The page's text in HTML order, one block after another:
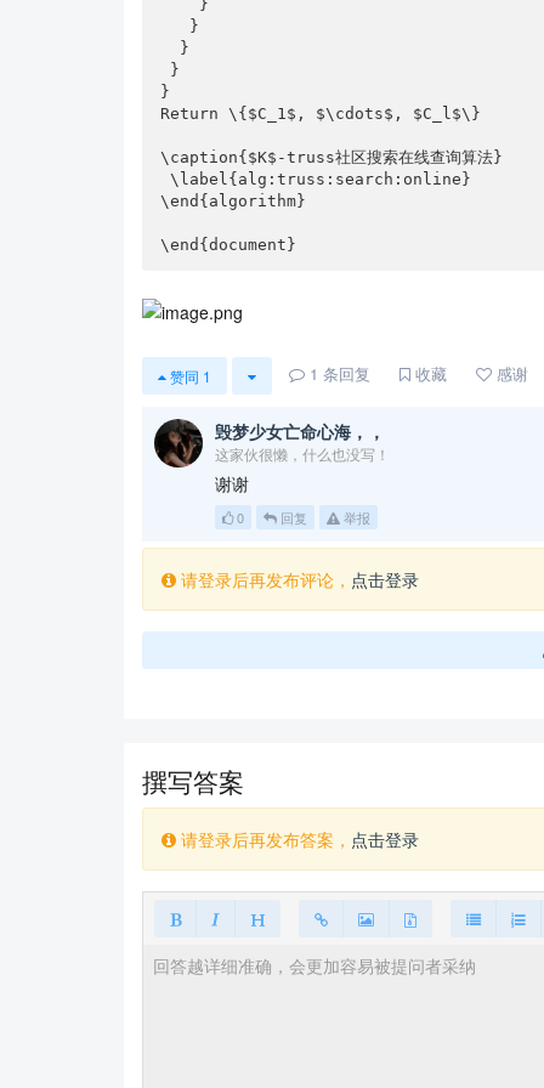
}
Return \{$C_1$, $\cdots$, $C_l$\}
\caption{$K$-truss社区搜索在线查询算法}
\label{alg:truss:search:online}
\end{algorithm}
\end{document}
赞同 1 1 条回复 收藏 感谢
毁梦少女亡命心海，，
这家伙很懒，什么也没写！
谢谢
0 回复 举报
请登录后再发布评论， 点击登录
撰写答案
请登录后再发布答案， 点击登录